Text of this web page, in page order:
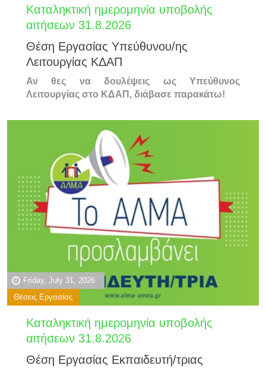
Καταληκτική ημερομηνία υποβολής
αιτήσεων 31.8.2026
Θέση Εργασίας Υπεύθυνου/ης
Λειτουργίας ΚΔΑΠ
Αν θες να δουλέψεις ως Υπεύθυνος
Λειτουργίας στο ΚΔΑΠ, διάβασε παρακάτω!
Friday, July 31, 2026
Θέσεις Εργασίας
Καταληκτική ημερομηνία υποβολής
αιτήσεων 31.8.2026
Θέση Εργασίας Εκπαιδευτή/τριας